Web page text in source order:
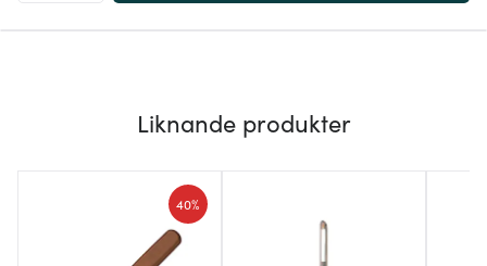
Liknande produkter
40%